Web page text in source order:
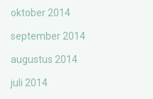
oktober 2014
september 2014
augustus 2014
juli 2014